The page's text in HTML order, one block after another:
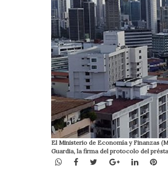
El Ministerio de Economía y Finanzas
Guardia, la firma del protocolo del
WhatsApp
Facebook
TwitterGoogle+LinkedIn